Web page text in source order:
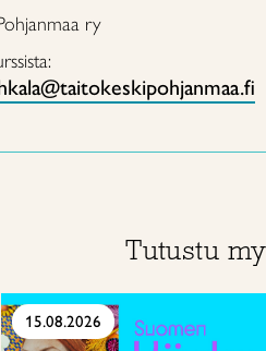
ry
Tutustu
15.08.2026